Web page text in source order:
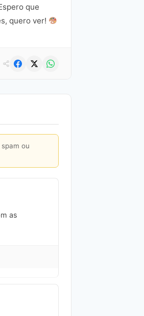
que
quero ver!
ou
as